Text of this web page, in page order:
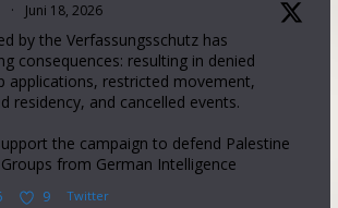
· Juni 18, 2026
by the Verfassungsschutz has
consequences: resulting in denied
applications, restricted movement,
residency, and cancelled events.
the campaign to defend Palestine
from German Intelligence
9 Twitter